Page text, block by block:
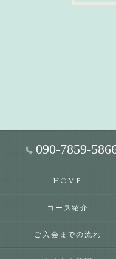
090-7859-
HOME
コース紹介
ご入会までの流れ